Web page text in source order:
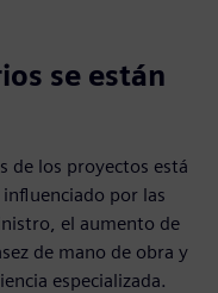
se están
de los proyectos está
por las
el aumento de
de mano de obra y
especializada.